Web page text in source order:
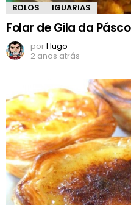
BOLOS IGUARIAS
Folar de Gila da
porHugo
2 anos atrás